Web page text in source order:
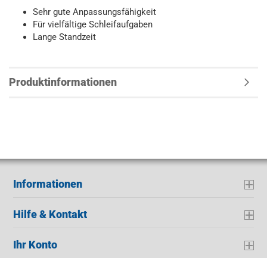
Sehr gute Anpassungsfähigkeit
Für vielfältige Schleifaufgaben
Lange Standzeit
Produktinformationen
Informationen
Hilfe & Kontakt
Ihr Konto